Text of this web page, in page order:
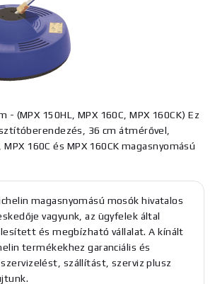
(MPX 150HL, MPX 160C, MPX 160CK) Ez
36 cm átmérővel,
160C és MPX 160CK magasnyomású
magasnyomású mosók hivatalos
vagyunk, az ügyfelek által
és megbízható vállalat. A kínált
termékekhez garanciális és
szállítást, szerviz plusz